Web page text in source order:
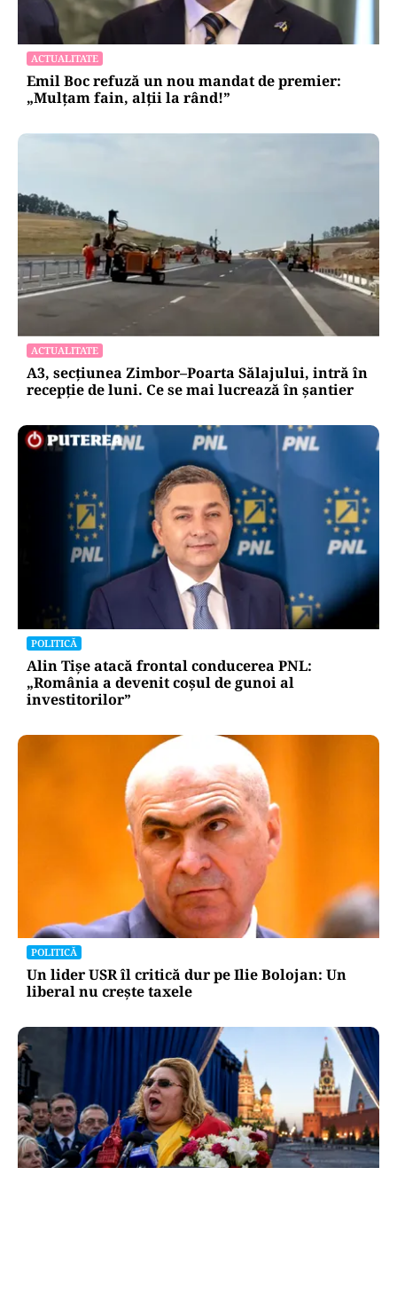
ACTUALITATE
Emil Boc refuză un nou mandat de premier:
„Mulțam fain, alții la rând!”
ACTUALITATE
A3, secțiunea Zimbor–Poarta Sălajului, intră în
recepție de luni. Ce se mai lucrează în șantier
POLITICĂ
Alin Tișe atacă frontal conducerea PNL:
„România a devenit coșul de gunoi al
investitorilor”
POLITICĂ
Un lider USR îl critică dur pe Ilie Bolojan: Un
liberal nu crește taxele